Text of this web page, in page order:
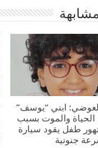
ابني “يوسف”
الحياة والموت بسبب
طفل يقود سيارة
جنونية